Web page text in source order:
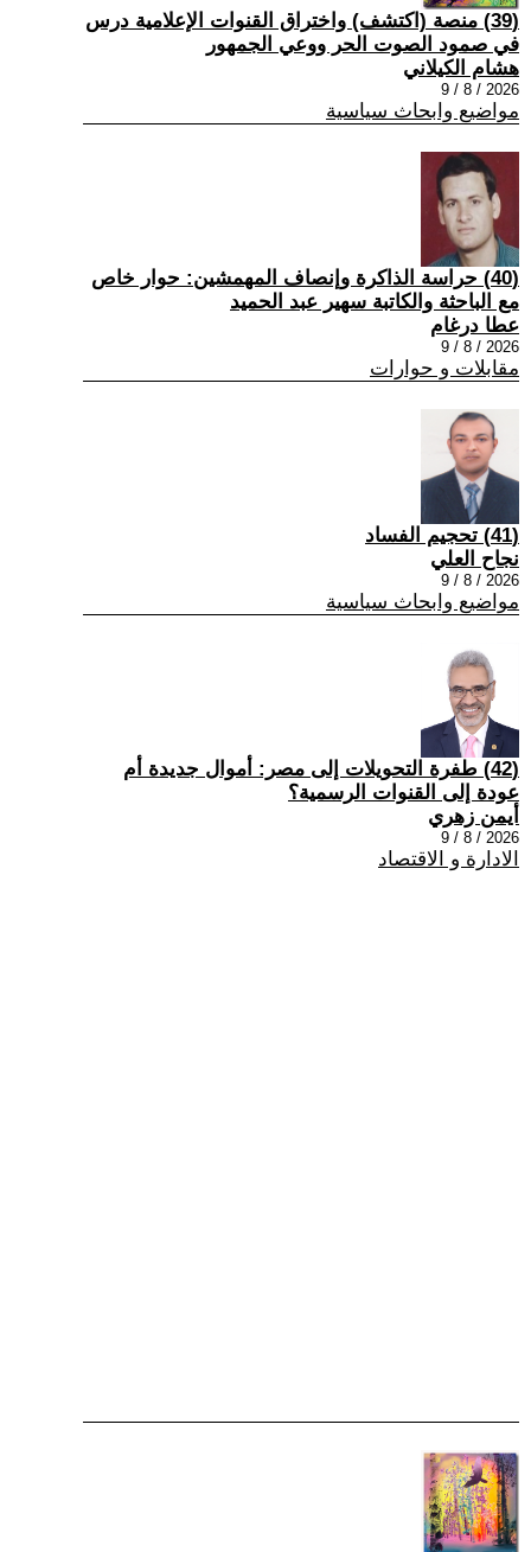
(39) منصة (اكتشف) واختراق القنوات الإعلامية درس
في صمود الصوت الحر ووعي الجمهور
هشام الكيلاني
2026 / 8 / 9
مواضيع وابحاث سياسية
(40) حراسة الذاكرة وإنصاف المهمشين: حوار خاص
مع الباحثة والكاتبة سهير عبد الحميد
عطا درغام
2026 / 8 / 9
مقابلات و حوارات
(41) تحجيم الفساد
نجاح العلي
2026 / 8 / 9
مواضيع وابحاث سياسية
(42) طفرة التحويلات إلى مصر: أموال جديدة أم
عودة إلى القنوات الرسمية؟
أيمن زهري
2026 / 8 / 9
الادارة و الاقتصاد